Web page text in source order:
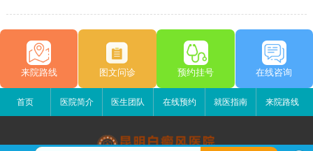
来院路线 图文问诊 预约挂号 在线咨询
首页 医院简介 医生团队 在线预约 就医指南 来院路线